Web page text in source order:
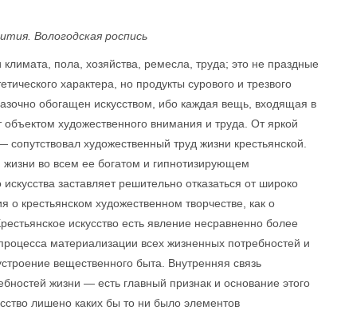
Вологодская роспись
пола, хозяйства, ремесла, труда; это не праздные
характера, но продукты сурового и трезвого
обогащен искусством, ибо каждая вещь, входящая в
художественного внимания и труда. От яркой
художественный труд жизни крестьянской.
во всем ее богатом и гипнотизирующем
заставляет решительно отказаться от широко
о крестьянском художественном творчестве, как о
искусство есть явление несравненно более
материализации всех жизненных потребностей и
вещественного быта. Внутренняя связь
жизни — есть главный признак и основание этого
лишено каких бы то ни было элементов